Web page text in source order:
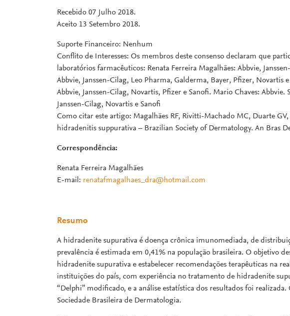
Recebido 07 Julho 2018.
Aceito 13 Setembro 2018.
Suporte Financeiro: Nenhum
Conflito de Interesses: Os membros deste consenso declaram que
laboratórios farmacêuticos: Renata Ferreira Magalhães: Abbvie,
Abbvie, Janssen-Cilag, Leo Pharma, Galderma, Bayer, Pfizer,
Abbvie, Janssen-Cilag, Novartis, Pfizer e Sanofi. Mario Chaves:
Janssen-Cilag, Novartis e Sanofi
Como citar este artigo: Magalhães RF, Rivitti-Machado MC, Duarte
hidradenitis suppurativa – Brazilian Society of Dermatology. An Bras
Correspondência:
Renata Ferreira Magalhães
E-mail: renatafmagalhaes_dra@hotmail.com
Resumo
A hidradenite supurativa é doença crônica imunomediada, de
prevalência é estimada em 0,41% na população brasileira. O objetivo
hidradenite supurativa e estabelecer recomendações terapêuticas na
instituições do país, com experiência no tratamento de hidradenite
“Delphi” modificado, e a análise estatística dos resultados foi
Sociedade Brasileira de Dermatologia.